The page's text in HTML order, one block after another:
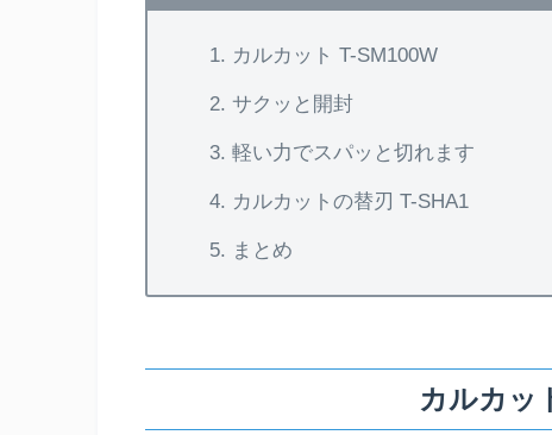
カルカット T-SM100W
サクッと開封
軽い力でスパッと切れます
カルカットの替刃 T-SHA1
まとめ
カルカッ